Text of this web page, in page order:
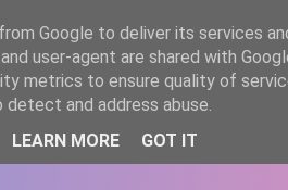
Google to deliver its services
user-agent are shared with
metrics to ensure quality of
and address abuse.
LEARN MORE
GOT IT